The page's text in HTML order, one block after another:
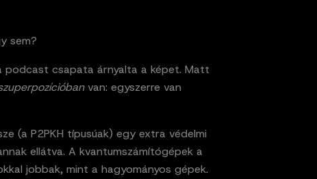
sem?
podcast csapata árnyalta a képet. Matt
van: egyszerre van
(a P2PKH típusúak) egy extra védelmi
ellátva. A kvantumszámítógépek a
jobbak, mint a hagyományos gépek.